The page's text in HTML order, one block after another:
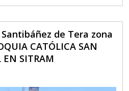
de Tera zona
CATÓLICA SAN
EN SITRAM